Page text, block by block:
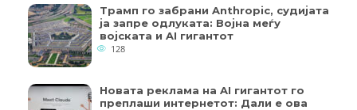
Трамп го забрани Anthropic, судијата
ја запре одлуката: Војна меѓу
војската и AI гигантот
128
Новата реклама на AI гигантот го
преплаши интернетот: Дали е ова